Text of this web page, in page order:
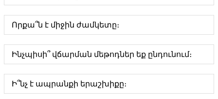
Որքա՞ն է միջին ժամկետը։
Ինչպիսի՞ վճարման մեթոդներ եք ընդունում։
Ի՞նչ է ապրանքի երաշխիքը։